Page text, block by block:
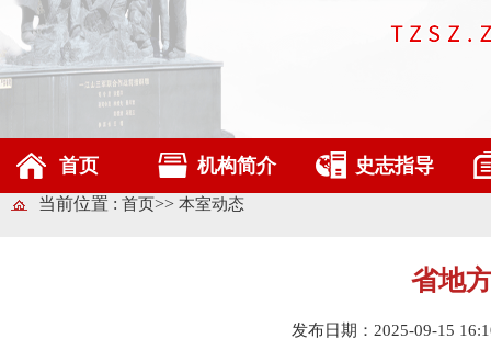
首页 机构简介 史志指导
当前位置 : 首页>> 本室动态
省地
发布日期：2025-09-15